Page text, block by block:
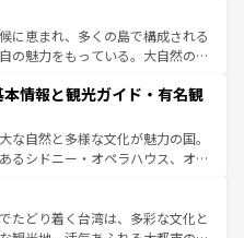
光、ショッピング、エンターテイ
的なスポットだ。一方、アメリカ
、グランドキャニオンやイエロー
は、音楽と美食が融合した独特の
メリカの各地域で異なる魅力を楽
と豊かな歴史を感じることができ
トリップや列車の旅も、アメリカ
に恵まれ、多くの島で構成される
の魅力をもっている。大自然の神
た、定番の観光地といえばオアフ
めるならマウイ島やカウアイ島が
リーンに輝く海をはじめ、豊かな
る。「アロハスピリット」と呼ば
フードやハワイアンミュージッ
など、すべてがハワイの魅力を彩
新しい発見と感動が待っているハ
情報と観光ガイド・有名観
な自然と多様な文化が魅力の国。
るシドニー・オペラハウス、オー
にそびえるウルル（エアーズロッ
い原生林やケアンズの熱帯雨林な
たどり着く台湾は、多彩な文化と